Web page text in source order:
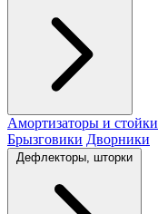
Амортизаторы и стойки
Брызговики Дворники
Дефлекторы, шторки